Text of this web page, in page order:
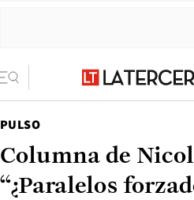
PULSO
Columna de
“¿Paralelos